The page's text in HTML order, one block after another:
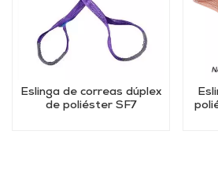
Eslinga de correas dúplex
de poliéster SF7